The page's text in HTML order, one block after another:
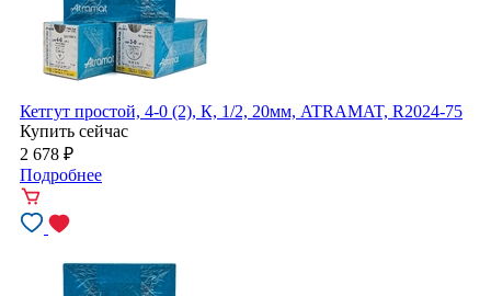
Кетгут простой, 4-0 (2), К, 1/2, 20мм, ATRAMAT, R2024-75
Купить сейчас
2 678 ₽
Подробнее